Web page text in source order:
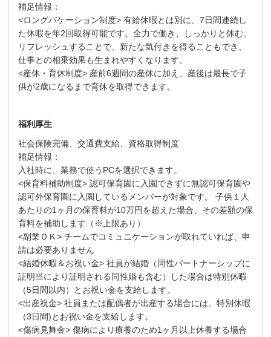
補足情報：
<ロングバケーション制度> 有給休暇とは別に、7日間連続し
た休暇を年2回取得可能です。全力で働き、しっかりと休む。
リフレッシュすることで、新たな気付きを得ることもでき、
仕事との相乗効果も生まれやすくなります。
<産休・育休制度> 産前6週間の産休に加え、産後は最長で子
供が2歳になるまで育休を取得できます。
福利厚生
社会保険完備、交通費支給、資格取得制度
補足情報：
入社時に、業務で使うPCを選択できます。
<保育料補助制度> 認可保育園に入園できずに無認可保育園や
認可外保育園に入園しているメンバーが対象です。 子供１人
あたりの1ヶ月の保育料が10万円を超えた場合、その差額の保
育料を補助します（※上限あり）
<副業ＯＫ> チームでコミュニケーションが取れていれば、申
請は必要ありません
<結婚休暇＆お祝い金> 社員が結婚（同性パートナーシップに
証明当により証明される同性婚も含む）した場合は特別休暇
（5日間以内）とお祝い金を支給します。
<出産祝金> 社員または配偶者が出産する場合には、特別休暇
（3日間)とお祝い金を支給します。
<傷病見舞金> 傷病により療養のため1ヶ月以上休養する場合